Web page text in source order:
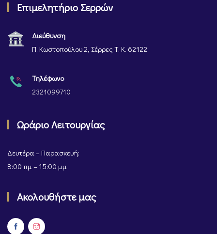
Επιμελητήριο Σερρών
Διεύθυνση
Π. Κωστοπούλου 2, Σέρρες Τ. Κ. 62122
Τηλέφωνο
2321099710
Ωράριο Λειτουργίας
Δευτέρα – Παρασκευή:
8:00 πμ – 15:00 μμ
Ακολουθήστε μας